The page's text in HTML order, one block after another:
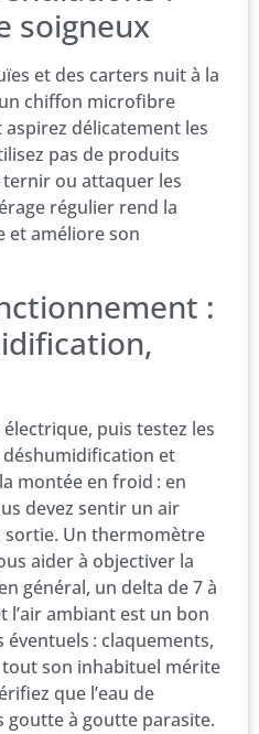
soigneux
et des carters nuit à la
chiffon microfibre
aspirez délicatement les
pas de produits
ou attaquer les
régulier rend la
et améliore son
:
puis testez les
et
montée en froid : en
devez sentir un air
Un thermomètre
aider à objectiver la
général, un delta de 7 à
l’air ambiant est un bon
éventuels : claquements,
son inhabituel mérite
que l’eau de
goutte à goutte parasite.